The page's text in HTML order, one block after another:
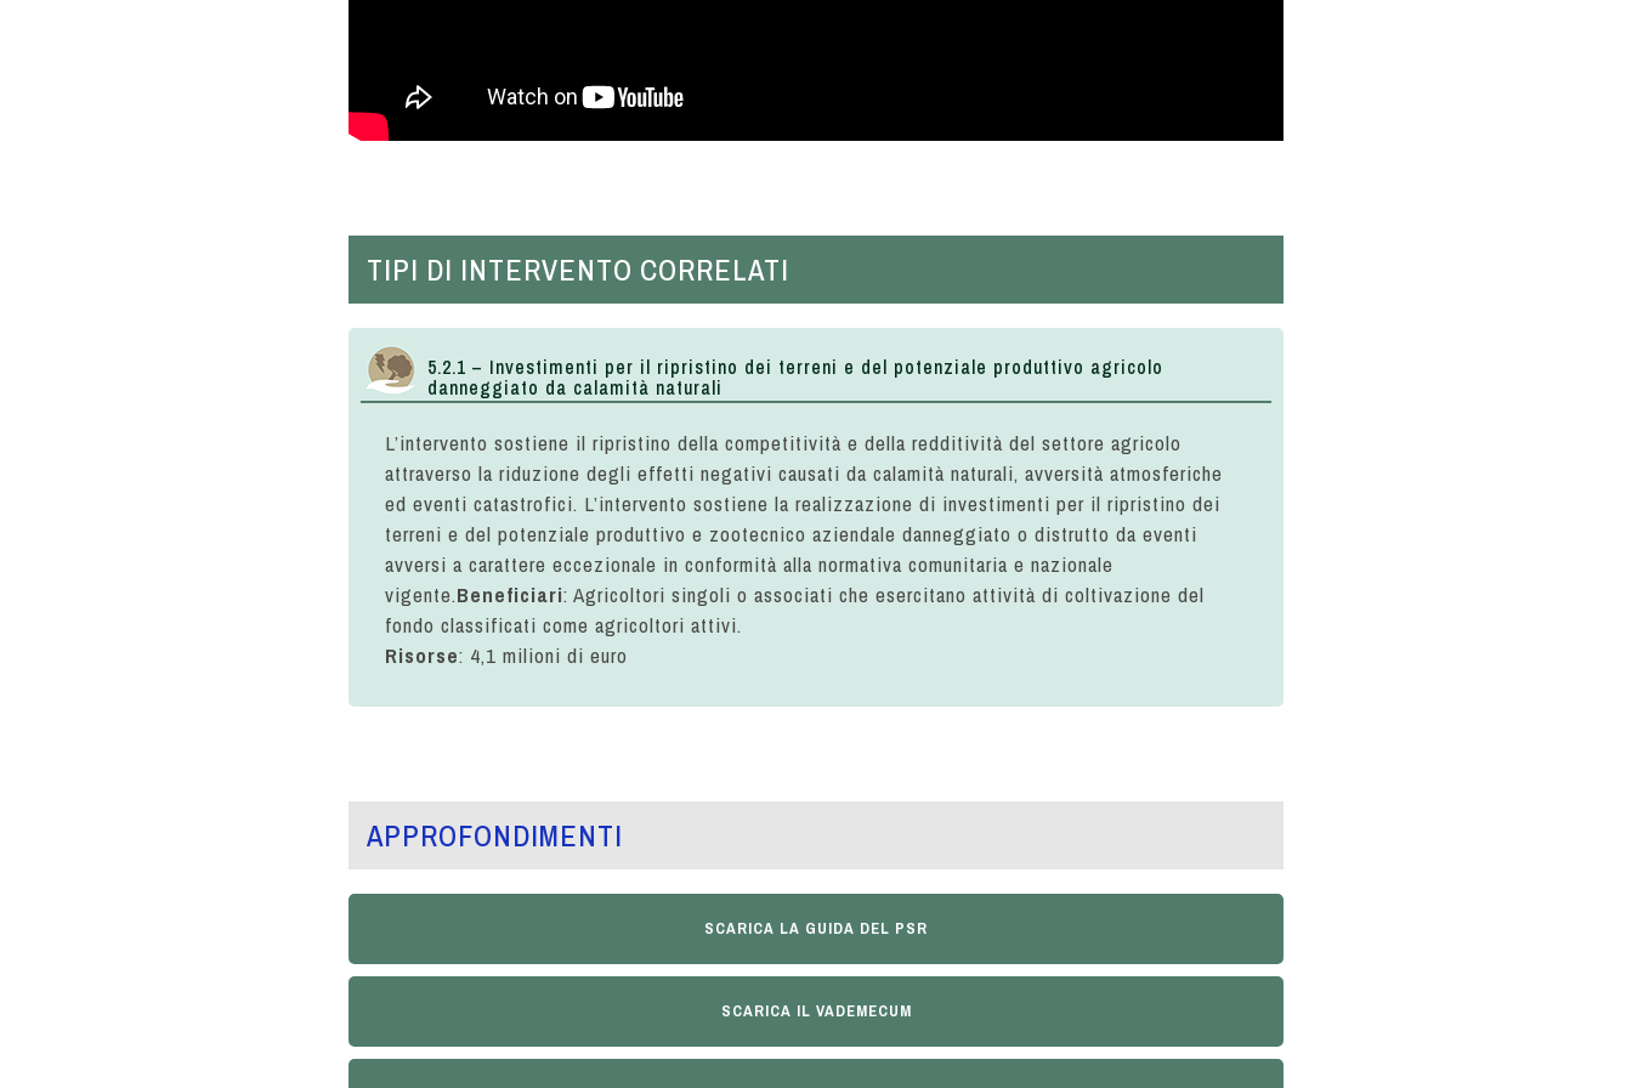
TIPI DI INTERVENTO CORRELATI
5.2.1 – Investimenti per il ripristino dei terreni e del potenziale produttivo agricolo
danneggiato da calamità naturali
L’intervento sostiene il ripristino della competitività e della redditività del settore agricolo
attraverso la riduzione degli effetti negativi causati da calamità naturali, avversità atmosferiche
ed eventi catastrofici. L’intervento sostiene la realizzazione di investimenti per il ripristino dei
terreni e del potenziale produttivo e zootecnico aziendale danneggiato o distrutto da eventi
avversi a carattere eccezionale in conformità alla normativa comunitaria e nazionale
vigente.Beneficiari: Agricoltori singoli o associati che esercitano attività di coltivazione del
fondo classificati come agricoltori attivi.
Risorse: 4,1 milioni di euro
APPROFONDIMENTI
SCARICA LA GUIDA DEL PSR
SCARICA IL VADEMECUM